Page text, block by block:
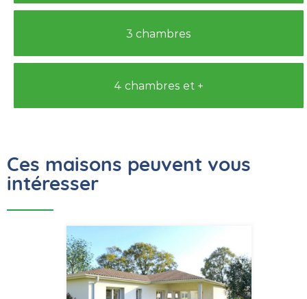
3 chambres
4 chambres et +
Ces maisons peuvent vous
intéresser